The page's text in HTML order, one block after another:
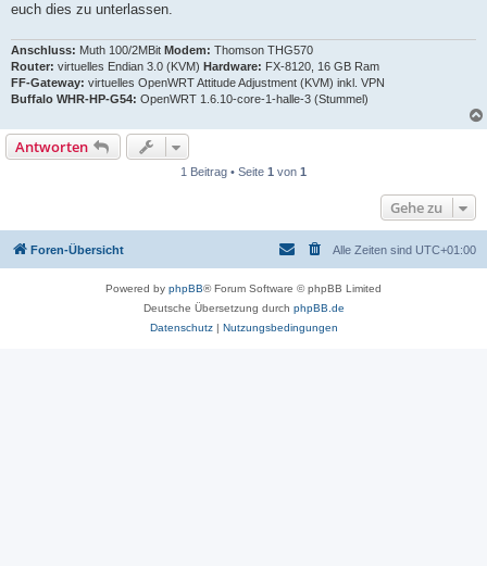
euch dies zu unterlassen.
Anschluss: Muth 100/2MBit Modem: Thomson THG570
Router: virtuelles Endian 3.0 (KVM) Hardware: FX-8120, 16 GB Ram
FF-Gateway: virtuelles OpenWRT Attitude Adjustment (KVM) inkl. VPN
Buffalo WHR-HP-G54: OpenWRT 1.6.10-core-1-halle-3 (Stummel)
Antworten
1 Beitrag • Seite 1 von 1
Gehe zu
Foren-Übersicht Alle Zeiten sind UTC+01:00
Powered by phpBB® Forum Software © phpBB Limited
Deutsche Übersetzung durch phpBB.de
Datenschutz| Nutzungsbedingungen